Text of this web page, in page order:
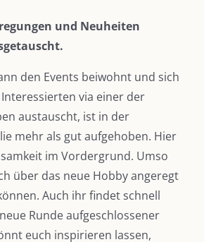
und Neuheiten
den Events beiwohnt und sich
via einer der
austauscht, ist in der
mehr als gut aufgehoben. Hier
im Vordergrund. Umso
über das neue Hobby angeregt
Auch ihr findet schnell
Runde aufgeschlossener
euch inspirieren lassen,